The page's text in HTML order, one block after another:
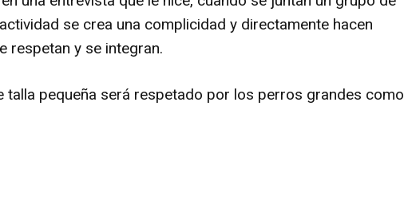
se crea una complicidad y directamente hacen
respetan y se integran.
talla pequeña será respetado por los perros grandes como